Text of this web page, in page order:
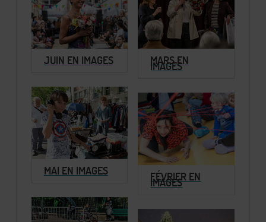
JUIN EN IMAGES
MAI EN IMAGES
MARS EN
IMAGES
FÉVRIER EN
IMAGES